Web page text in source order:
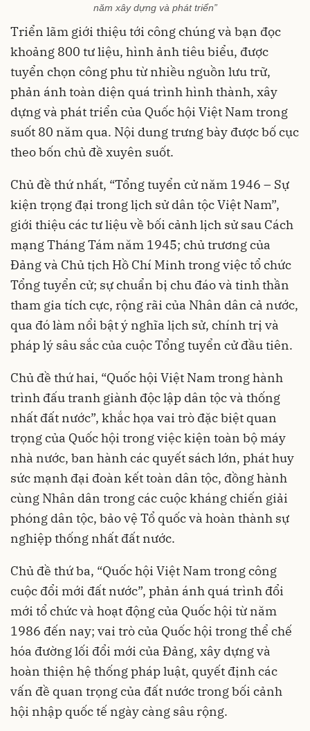
năm xây dựng và phát triển”
Triển lãm giới thiệu tới công chúng và bạn đọc
khoảng 800 tư liệu, hình ảnh tiêu biểu, được
tuyển chọn công phu từ nhiều nguồn lưu trữ,
phản ánh toàn diện quá trình hình thành, xây
dựng và phát triển của Quốc hội Việt Nam trong
suốt 80 năm qua. Nội dung trưng bày được bố cục
theo bốn chủ đề xuyên suốt.
Chủ đề thứ nhất, “Tổng tuyển cử năm 1946 – Sự
kiện trọng đại trong lịch sử dân tộc Việt Nam”,
giới thiệu các tư liệu về bối cảnh lịch sử sau Cách
mạng Tháng Tám năm 1945; chủ trương của
Đảng và Chủ tịch Hồ Chí Minh trong việc tổ chức
Tổng tuyển cử; sự chuẩn bị chu đáo và tinh thần
tham gia tích cực, rộng rãi của Nhân dân cả nước,
qua đó làm nổi bật ý nghĩa lịch sử, chính trị và
pháp lý sâu sắc của cuộc Tổng tuyển cử đầu tiên.
Chủ đề thứ hai, “Quốc hội Việt Nam trong hành
trình đấu tranh giành độc lập dân tộc và thống
nhất đất nước”, khắc họa vai trò đặc biệt quan
trọng của Quốc hội trong việc kiện toàn bộ máy
nhà nước, ban hành các quyết sách lớn, phát huy
sức mạnh đại đoàn kết toàn dân tộc, đồng hành
cùng Nhân dân trong các cuộc kháng chiến giải
phóng dân tộc, bảo vệ Tổ quốc và hoàn thành sự
nghiệp thống nhất đất nước.
Chủ đề thứ ba, “Quốc hội Việt Nam trong công
cuộc đổi mới đất nước”, phản ánh quá trình đổi
mới tổ chức và hoạt động của Quốc hội từ năm
1986 đến nay; vai trò của Quốc hội trong thể chế
hóa đường lối đổi mới của Đảng, xây dựng và
hoàn thiện hệ thống pháp luật, quyết định các
vấn đề quan trọng của đất nước trong bối cảnh
hội nhập quốc tế ngày càng sâu rộng.